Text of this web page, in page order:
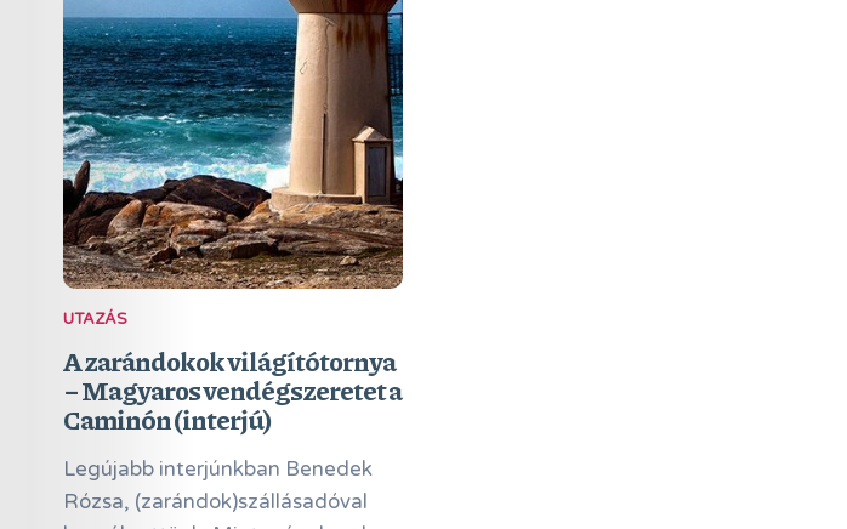
UTAZÁS
A zarándokok világítótornya
− Magyaros vendégszeretet a
Caminón (interjú)
Legújabb interjúnkban Benedek
Rózsa, (zarándok)szállásadóval